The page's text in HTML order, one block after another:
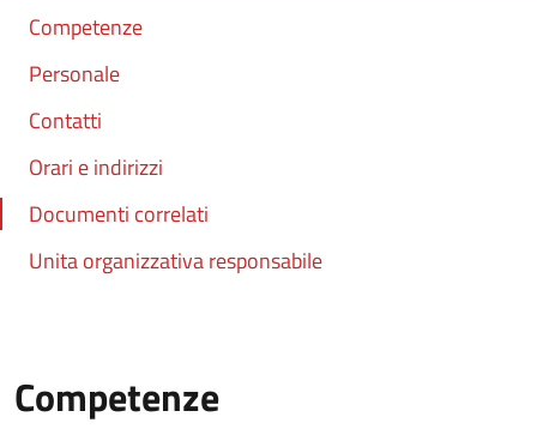
Competenze
Personale
Contatti
Orari e indirizzi
Documenti correlati
Unita organizzativa responsabile
Competenze